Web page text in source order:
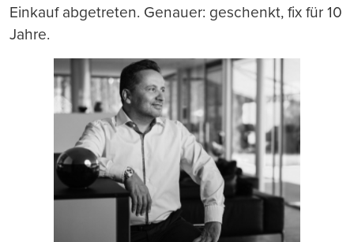
Einkauf abgetreten. Genauer: geschenkt, fix für 10
Jahre.